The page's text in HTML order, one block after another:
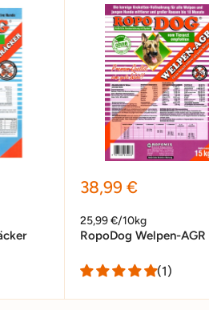
Sonderpreis
38,99 €
25,99 €/10kg
RopoDog Welpen-AGR
(1)